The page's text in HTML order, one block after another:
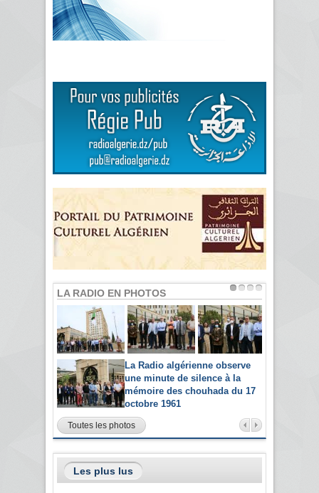
LA RADIO EN PHOTOS
La Radio algérienne observe
une minute de silence à la
mémoire des chouhada du 17
octobre 1961
Toutes les photos
Les plus lus